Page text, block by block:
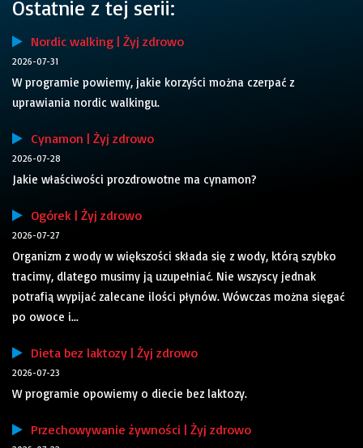
Ostatnie z tej serii:
Nordic walking | Żyj zdrowo
2026-07-31
W programie powiemy, jakie korzyści można czerpać z
uprawiania nordic walkingu.
Cynamon | Żyj zdrowo
2026-07-28
Jakie właściwości prozdrowotne ma cynamon?
Ogórek | Żyj zdrowo
2026-07-27
Organizm z wody w większości składa się z wody, którą szybko
tracimy, dlatego musimy ją uzupełniać. Nie wszyscy jednak
potrafią wypijać zalecane ilości płynów. Wówczas można sięgać
po owoce i...
Dieta bez laktozy | Żyj zdrowo
2026-07-23
W programie opowiemy o diecie bez laktozy.
Przechowywanie żywności | Żyj zdrowo